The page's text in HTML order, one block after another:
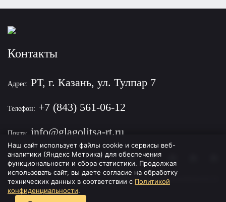
Контакты
Адрес: РТ, г. Казань, ул. Тулпар 7
Телефон: +7 (843) 561-06-12
Почта: info@glagolitsa-rt.ru
Политика конфиденциальности
Наш сайт использует файлы cookie и сервисы веб-
аналитики (Яндекс Метрика) для обеспечения
функциональности и сбора статистики. Продолжая
использовать сайт, вы даете согласие на обработку
технических данных в соответствии с Политикой
конфиденциальности.